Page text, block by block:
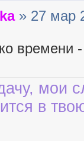
» 27 мар
времени
мои
в